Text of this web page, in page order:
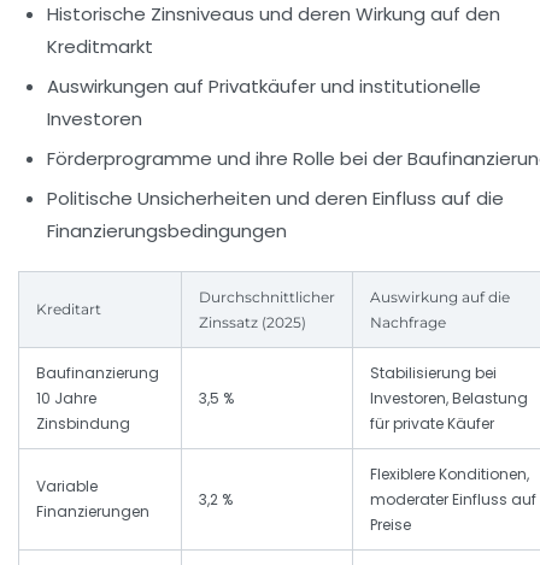
Historische Zinsniveaus und deren Wirkung auf den
Kreditmarkt
Auswirkungen auf Privatkäufer und institutionelle
Investoren
Förderprogramme und ihre Rolle bei der
Politische Unsicherheiten und deren Einfluss auf die
Finanzierungsbedingungen
Kreditart
Durchschnittlicher
Zinssatz (2025)
Auswirkung auf die
Nachfrage
Baufinanzierung
10 Jahre
Zinsbindung
3,5 %
Stabilisierung bei
Investoren, Belastung
für private Käufer
Variable
Finanzierungen
3,2 %
Flexiblere Konditionen,
moderater Einfluss auf
Preise